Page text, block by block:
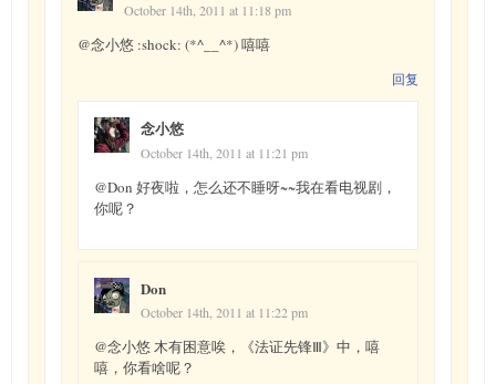
October 14th, 2011 at 11:18 pm
@念小悠 :shock: (*^__^*) 嘻嘻
回复
念小悠
October 14th, 2011 at 11:21 pm
@Don 好夜啦，怎么还不睡呀~~我在看电视剧，
你呢？
Don
October 14th, 2011 at 11:22 pm
@念小悠 木有困意唉，《法证先锋Ⅲ》中，嘻
嘻，你看啥呢？